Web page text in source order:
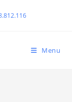
Menu